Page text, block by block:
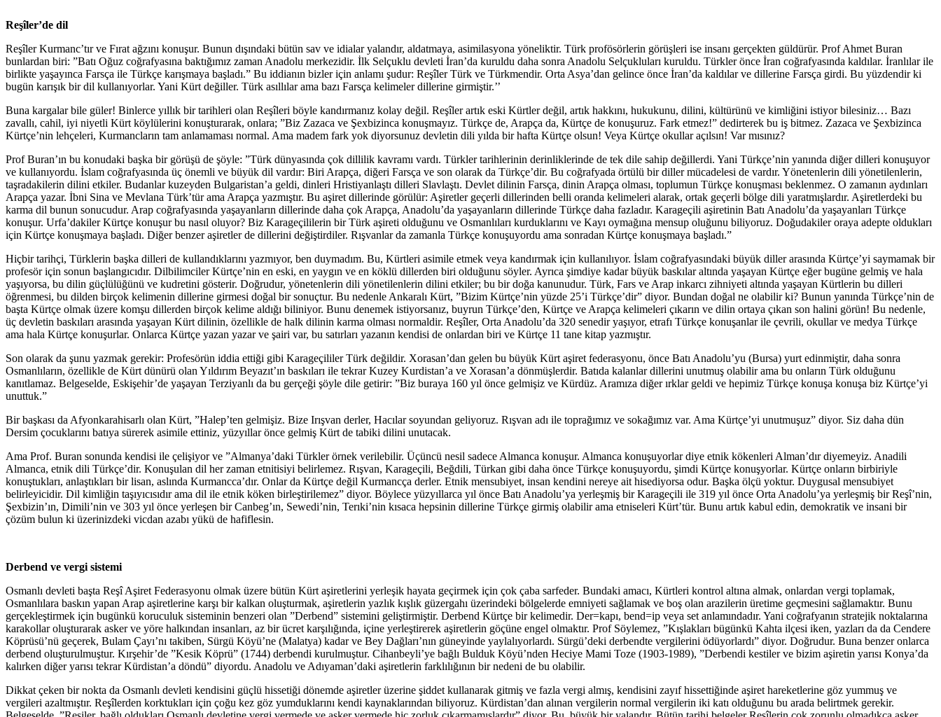
Reşîler’de dil
Reşîler Kurmanc’tır ve Fırat ağzını konuşur. Bunun dışındaki bütün sav ve idialar yalandır, aldatmaya, asimilasyona yöneliktir. Türk profösörlerin görüşleri ise insanı gerçekten güldürür. Prof Ahmet Buran
bunlardan biri: ”Batı Oğuz coğrafyasına baktığımız zaman Anadolu merkezidir. İlk Selçuklu devleti İran’da kuruldu daha sonra Anadolu Selçukluları kuruldu. Türkler önce İran coğrafyasında kaldılar. İranlılar ile
birlikte yaşayınca Farsça ile Türkçe karışmaya başladı.” Bu iddianın bizler için anlamı şudur: Reşîler Türk ve Türkmendir. Orta Asya’dan gelince önce İran’da kaldılar ve dillerine Farsça girdi. Bu yüzdendir ki
bugün karışık bir dil kullanıyorlar. Yani Kürt değiller. Türk asıllılar ama bazı Farsça kelimeler dillerine girmiştir.’’
Buna kargalar bile güler! Binlerce yıllık bir tarihleri olan Reşîleri böyle kandırmanız kolay değil. Reşîler artık eski Kürtler değil, artık hakkını, hukukunu, dilini, kültürünü ve kimliğini istiyor bilesiniz… Bazı
zavallı, cahil, iyi niyetli Kürt köylülerini konuşturarak, onlara; ”Biz Zazaca ve Şexbizinca konuşmayız. Türkçe de, Arapça da, Kürtçe de konuşuruz. Fark etmez!” dedirterek bu iş bitmez. Zazaca ve Şexbizinca
Kürtçe’nin lehçeleri, Kurmancların tam anlamaması normal. Ama madem fark yok diyorsunuz devletin dili yılda bir hafta Kürtçe olsun! Veya Kürtçe okullar açılsın! Var mısınız?
Prof Buran’ın bu konudaki başka bir görüşü de şöyle: ”Türk dünyasında çok dillilik kavramı vardı. Türkler tarihlerinin derinliklerinde de tek dile sahip değillerdi. Yani Türkçe’nin yanında diğer dilleri konuşuyor
ve kullanıyordu. İslam coğrafyasında üç önemli ve büyük dil vardır: Biri Arapça, diğeri Farsça ve son olarak da Türkçe’dir. Bu coğrafyada örtülü bir diller mücadelesi de vardır. Yönetenlerin dili yönetilenlerin,
taşradakilerin dilini etkiler. Budanlar kuzeyden Bulgaristan’a geldi, dinleri Hristiyanlaştı dilleri Slavlaştı. Devlet dilinin Farsça, dinin Arapça olması, toplumun Türkçe konuşması beklenmez. O zamanın aydınları
Arapça yazar. İbni Sina ve Mevlana Türk’tür ama Arapça yazmıştır. Bu aşiret dillerinde görülür: Aşiretler geçerli dillerinden belli oranda kelimeleri alarak, ortak geçerli bölge dili yaratmışlardır. Aşiretlerdeki bu
karma dil bunun sonucudur. Arap coğrafyasında yaşayanların dillerinde daha çok Arapça, Anadolu’da yaşayanların dillerinde Türkçe daha fazladır. Karageçili aşiretinin Batı Anadolu’da yaşayanları Türkçe
konuşur. Urfa’dakiler Kürtçe konuşur bu nasıl oluyor? Biz Karageçililerin bir Türk aşireti olduğunu ve Osmanlıları kurduklarını ve Kayı oymağına mensup oluğunu biliyoruz. Doğudakiler oraya adepte oldukları
için Kürtçe konuşmaya başladı. Diğer benzer aşiretler de dillerini değiştirdiler. Rışvanlar da zamanla Türkçe konuşuyordu ama sonradan Kürtçe konuşmaya başladı.”
Hiçbir tarihçi, Türklerin başka dilleri de kullandıklarını yazmıyor, ben duymadım. Bu, Kürtleri asimile etmek veya kandırmak için kullanılıyor. İslam coğrafyasındaki büyük diller arasında Kürtçe’yi saymamak bir
profesör için sonun başlangıcıdır. Dilbilimciler Kürtçe’nin en eski, en yaygın ve en köklü dillerden biri olduğunu söyler. Ayrıca şimdiye kadar büyük baskılar altında yaşayan Kürtçe eğer bugüne gelmiş ve hala
yaşıyorsa, bu dilin güçlülüğünü ve kudretini gösterir. Doğrudur, yönetenlerin dili yönetilenlerin dilini etkiler; bu bir doğa kanunudur. Türk, Fars ve Arap inkarcı zihniyeti altında yaşayan Kürtlerin bu dilleri
öğrenmesi, bu dilden birçok kelimenin dillerine girmesi doğal bir sonuçtur. Bu nedenle Ankaralı Kürt, ”Bizim Kürtçe’nin yüzde 25’i Türkçe’dir” diyor. Bundan doğal ne olabilir ki? Bunun yanında Türkçe’nin de
başta Kürtçe olmak üzere komşu dillerden birçok kelime aldığı biliniyor. Bunu denemek istiyorsanız, buyrun Türkçe’den, Kürtçe ve Arapça kelimeleri çıkarın ve dilin ortaya çıkan son halini görün! Bu nedenle,
üç devletin baskıları arasında yaşayan Kürt dilinin, özellikle de halk dilinin karma olması normaldir. Reşîler, Orta Anadolu’da 320 senedir yaşıyor, etrafı Türkçe konuşanlar ile çevrili, okullar ve medya Türkçe
ama hala Kürtçe konuşurlar. Onlarca Kürtçe yazan yazar ve şairi var, bu satırları yazanın kendisi de onlardan biri ve Kürtçe 11 tane kitap yazmıştır.
Son olarak da şunu yazmak gerekir: Profesörün iddia ettiği gibi Karageçililer Türk değildir. Xorasan’dan gelen bu büyük Kürt aşiret federasyonu, önce Batı Anadolu’yu (Bursa) yurt edinmiştir, daha sonra
Osmanlıların, özellikle de Kürt dünürü olan Yıldırım Beyazıt’ın baskıları ile tekrar Kuzey Kurdistan’a ve Xorasan’a dönmüşlerdir. Batıda kalanlar dillerini unutmuş olabilir ama bu onların Türk olduğunu
kanıtlamaz. Belgeselde, Eskişehir’de yaşayan Terziyanlı da bu gerçeği şöyle dile getirir: ”Biz buraya 160 yıl önce gelmişiz ve Kürdüz. Aramıza diğer ırklar geldi ve hepimiz Türkçe konuşa konuşa biz Kürtçe’yi
unuttuk.”
Bir başkası da Afyonkarahisarlı olan Kürt, ”Halep’ten gelmişiz. Bize Irışvan derler, Hacılar soyundan geliyoruz. Rışvan adı ile toprağımız ve sokağımız var. Ama Kürtçe’yi unutmuşuz” diyor. Siz daha dün
Dersim çocuklarını batıya sürerek asimile ettiniz, yüzyıllar önce gelmiş Kürt de tabiki dilini unutacak.
Ama Prof. Buran sonunda kendisi ile çelişiyor ve ”Almanya’daki Türkler örnek verilebilir. Üçüncü nesil sadece Almanca konuşur. Almanca konuşuyorlar diye etnik kökenleri Alman’dır diyemeyiz. Anadili
Almanca, etnik dili Türkçe’dir. Konuşulan dil her zaman etnitisiyi belirlemez. Rışvan, Karageçili, Beğdili, Türkan gibi daha önce Türkçe konuşuyordu, şimdi Kürtçe konuşyorlar. Kürtçe onların birbiriyle
konuştukları, anlaştıkları bir lisan, aslında Kurmancca’dır. Onlar da Kürtçe değil Kurmancça derler. Etnik mensubiyet, insan kendini nereye ait hisediyorsa odur. Başka ölçü yoktur. Duygusal mensubiyet
belirleyicidir. Dil kimliğin taşıyıcısıdır ama dil ile etnik köken birleştirilemez” diyor. Böylece yüzyıllarca yıl önce Batı Anadolu’ya yerleşmiş bir Karageçili ile 319 yıl önce Orta Anadolu’ya yerleşmiş bir Reşî’nin,
Şexbizin’ın, Dimili’nin ve 303 yıl önce yerleşen bir Canbeg’ın, Sewedi’nin, Terıki’nin kısaca hepsinin dillerine Türkçe girmiş olabilir ama etniseleri Kürt’tür. Bunu artık kabul edin, demokratik ve insani bir
çözüm bulun ki üzerinizdeki vicdan azabı yükü de hafiflesin.
Derbend ve vergi sistemi
Osmanlı devleti başta Reşî Aşiret Federasyonu olmak üzere bütün Kürt aşiretlerini yerleşik hayata geçirmek için çok çaba sarfeder. Bundaki amacı, Kürtleri kontrol altına almak, onlardan vergi toplamak,
Osmanlılara baskın yapan Arap aşiretlerine karşı bir kalkan oluşturmak, aşiretlerin yazlık kışlık güzergahı üzerindeki bölgelerde emniyeti sağlamak ve boş olan arazilerin üretime geçmesini sağlamaktır. Bunu
gerçekleştirmek için bugünkü koruculuk sisteminin benzeri olan ”Derbend” sistemini geliştirmiştir. Derbend Kürtçe bir kelimedir. Der=kapı, bend=ip veya set anlamındadır. Yani coğrafyanın stratejik noktalarına
karakollar oluşturarak asker ve yöre halkından insanları, az bir ücret karşılığında, içine yerleştirerek aşiretlerin göçüne engel olmaktır. Prof Söylemez, ”Kışlakları bügünkü Kahta ilçesi iken, yazları da da Cendere
Köprüsü’nü geçerek, Bulam Çayı’nı takiben, Sürgü Köyü’ne (Malatya) kadar ve Bey Dağları’nın güneyinde yaylalıyorlardı. Sürgü’deki derbendte vergilerini ödüyorlardı” diyor. Doğrudur. Buna benzer onlarca
derbend oluşturulmuştur. Kırşehir’de ”Kesik Köprü” (1744) derbendi kurulmuştur. Cihanbeyli’ye bağlı Bulduk Köyü’nden Heciye Mami Toze (1903-1989), ”Derbendi kestiler ve bizim aşiretin yarısı Konya’da
kalırken diğer yarısı tekrar Kürdistan’a döndü” diyordu. Anadolu ve Adıyaman’daki aşiretlerin farklılığının bir nedeni de bu olabilir.
Dikkat çeken bir nokta da Osmanlı devleti kendisini güçlü hissetiği dönemde aşiretler üzerine şiddet kullanarak gitmiş ve fazla vergi almış, kendisini zayıf hissettiğinde aşiret hareketlerine göz yummuş ve
vergileri azaltmıştır. Reşîlerden korktukları için çoğu kez göz yumduklarını kendi kaynaklarından biliyoruz. Kürdistan’dan alınan vergilerin normal vergilerin iki katı olduğunu bu arada belirtmek gerekir.